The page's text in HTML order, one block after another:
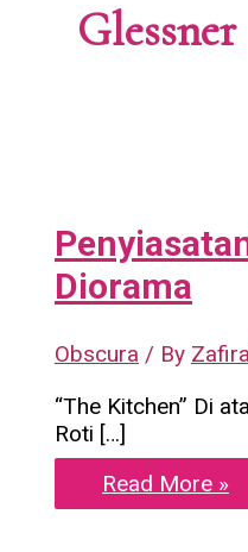
Glessner
Diorama
Obscura / By
“The Kitchen” Di
Roti […]
Penyiasatan
Tempat
Read More »